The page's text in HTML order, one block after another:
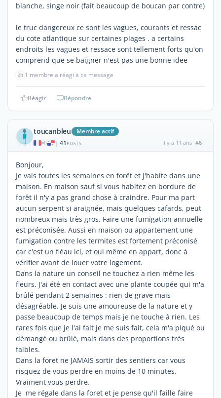
blanche, singe noir (fait beaucoup de boucan par contre)
le truc dangereux ce sont les vagues, courants et ressac
du cote atlantique sur certaines plages . a certains
endroits les vagues et ressace sont tellement forts qu'on
comprend que se baigner n'est pas une bonne idee
👍 1 membre a réagi à ce message
Réagir Répondre
toucanbleu Membre actif
| 41 POSTS il y a 11 ans #6
Bonjour,
Je vais toutes les semaines en forêt et j'habite dans une
maison. En maison sauf si vous habitez en bordure de
forêt il n'y a pas grand chose à craindre. Pour ma part
aucun serpent si araignée, mais quelques cafards, peut
nombreux mais très gros. Faire une fumigation annuelle
est préconisée. Aussi en maison ou appartement une
fumigation contre les termites est fortement préconisé
car c'est un fléau ici, et oui même en appart, donc à
vérifier avant de louer votre logement.
Dans la nature un conseil ne touchez a rien même les
fleurs. J'ai été en contact avec une plante coupée qui m'a
brûlé pendant 2 semaines : rien de grave mais
désagréable. Je suis une amoureuse de la nature et y
passe beaucoup de temps mais je ne touche à rien. Les
rares fois que je l'ai fait je me suis fait, cela m'a piqué ou
démangé ou brûlé, mais dans des proportions très
faibles.
Dans la foret ne JAMAIS sortir des sentiers car vous
risquez de vous perdre en moins de 10 minutes.
Vraiment vous perdre.
Je me régale dans la foret et je pense qu'il faille faire